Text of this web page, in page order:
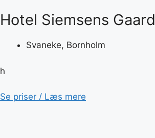
Hotel Siemsens Gaard
Svaneke, Bornholm
h
Se priser / Læs mere